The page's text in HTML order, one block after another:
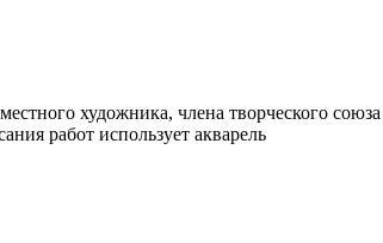
художника, члена творческого
работ использует акварель